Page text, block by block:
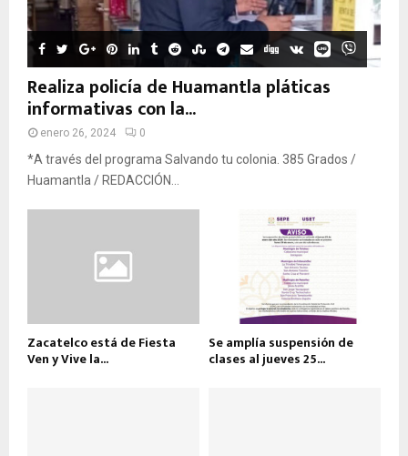
Realiza policía de Huamantla pláticas
informativas con la...
enero 26, 2024 0
*A través del programa Salvando tu colonia. 385 Grados /
Huamantla / REDACCIÓN...
Zacatelco está de Fiesta
Ven y Vive la...
Se amplía suspensión de
clases al jueves 25...